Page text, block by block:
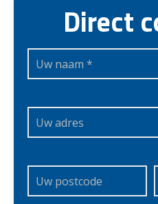
Direct